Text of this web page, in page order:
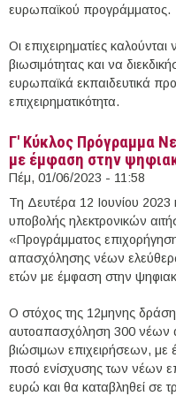
ευρωπαϊκού προγράμματος.
Οι επιχειρηματίες καλούνται
βιωσιμότητας και να
ευρωπαϊκά εκπαιδευτικά
επιχειρηματικότητα.
Γ' Κύκλος Πρόγραμμα
με έμφαση στην
Πέμ, 01/06/2023 - 11:58
Τη Δευτέρα 12 Ιουνίου
υποβολής ηλεκτρονικών
«Προγράμματος
απασχόλησης νέων
ετών με έμφαση στην
Ο στόχος της 12μηνης
αυτοαπασχόληση 300 νέων
βιώσιμων επιχειρήσεων, με
ποσό ενίσχυσης των νέων
ευρώ και θα καταβληθεί σε